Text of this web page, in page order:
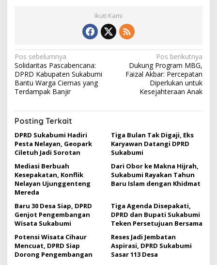
Ikuti Kami
N
a
v
i
g
a
s
i
p
o
s
Pos sebelumnya
Solidaritas Pascabencana:
DPRD Kabupaten Sukabumi
Bantu Warga Ciemas yang
Terdampak Banjir
Pos berikutnya
Dukung Program MBG,
Faizal Akbar: Percepatan
Diperlukan untuk
Kesejahteraan Anak
Posting Terkait
DPRD Sukabumi Hadiri
Pesta Nelayan, Geopark
Ciletuh Jadi Sorotan
Tiga Bulan Tak Digaji, Eks
Karyawan Datangi DPRD
Sukabumi
Mediasi Berbuah
Kesepakatan, Konflik
Nelayan Ujunggenteng
Mereda
Dari Obor ke Makna Hijrah,
Sukabumi Rayakan Tahun
Baru Islam dengan Khidmat
Baru 30 Desa Siap, DPRD
Genjot Pengembangan
Wisata Sukabumi
Tiga Agenda Disepakati,
DPRD dan Bupati Sukabumi
Teken Persetujuan Bersama
Potensi Wisata Cihaur
Mencuat, DPRD Siap
Dorong Pengembangan
Reses Jadi Jembatan
Aspirasi, DPRD Sukabumi
Sasar 113 Desa